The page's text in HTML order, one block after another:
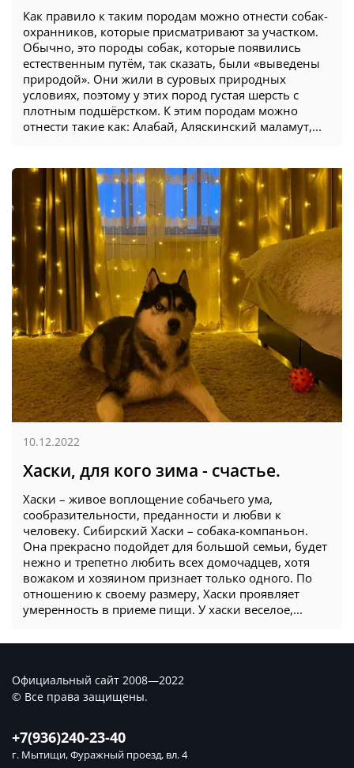
Как правило к таким породам можно отнести собак-
охранников, которые присматривают за участком.
Обычно, это породы собак, которые появились
естественным путём, так сказать, были «выведены
природой». Они жили в суровых природных
условиях, поэтому у этих пород густая шерсть с
плотным подшёрстком. К этим породам можно
отнести такие как: Алабай, Аляскинский маламут,...
Хаски, для кого зима - счастье.
Хаски – живое воплощение собачьего ума,
сообразительности, преданности и любви к
человеку. Сибирский Хаски – собака-компаньон.
Она прекрасно подойдет для большой семьи, будет
нежно и трепетно любить всех домочадцев, хотя
вожаком и хозяином признает только одного. По
отношению к своему размеру, Хаски проявляет
умеренность в приеме пищи. У хаски веселое,...
10.12.2022
+7(936)240-23-40
г. Мытищи, Фуражный проезд, вл. 4
Официальный сайт 2008—2022
© Все права защищены.